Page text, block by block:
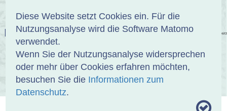
Diese Website setzt Cookies ein. Für die
Nutzungsanalyse wird die Software Matomo
verwendet.
Wenn Sie der Nutzungsanalyse widersprechen
oder mehr über Cookies erfahren möchten,
besuchen Sie die Informationen zum
Datenschutz.
EINBANDDATENBANK
ÜBER UNS SAMMLUNGEN SUCHE